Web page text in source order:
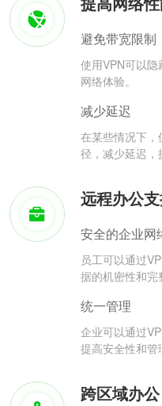
避免带宽限制
使用VPN可以
网络体验。
减少延迟
在某些情况下，
径，减少延迟，
远程办公
安全的企业网
员工可以通过
据的机密性和完
统一管理
企业可以通过
提高安全性和管
跨区域办公